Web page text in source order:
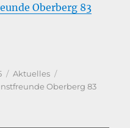
Oberberg 83
Kategorien
Aktuelles
Oberberg 83